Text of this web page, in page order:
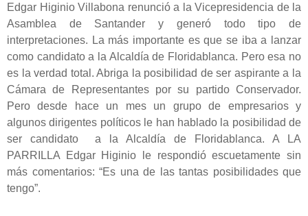
Edgar Higinio Villabona renunció a la Vicepresidencia de la
Asamblea de Santander y generó todo tipo de
interpretaciones. La más importante es que se iba a lanzar
como candidato a la Alcaldía de Floridablanca. Pero esa no
es la verdad total. Abriga la posibilidad de ser aspirante a la
Cámara de Representantes por su partido Conservador.
Pero desde hace un mes un grupo de empresarios y
algunos dirigentes políticos le han hablado la posibilidad de
ser candidato a la Alcaldía de Floridablanca. A LA
PARRILLA Edgar Higinio le respondió escuetamente sin
más comentarios: “Es una de las tantas posibilidades que
tengo”.